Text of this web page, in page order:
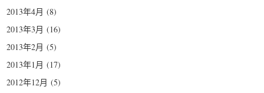
2013年4月 (8)
2013年3月 (16)
2013年2月 (5)
2013年1月 (17)
2012年12月 (5)